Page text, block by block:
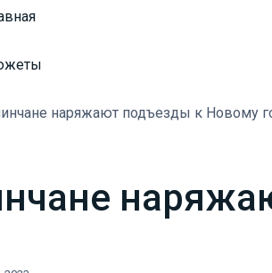
наряжают подъезды к Новому